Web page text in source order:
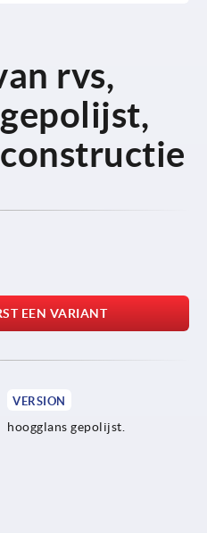
rvs,
EEN VARIANT
VERSION
hoogglans gepolijst.